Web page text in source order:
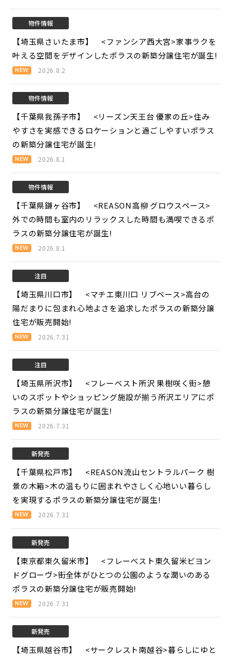
物件情報
【埼玉県さいたま市】 <ファンシア西大宮>家事ラクを
叶える空間をデザインしたポラスの新築分譲住宅が誕生!
2026.8.2
物件情報
【千葉県我孫子市】 <リーズン天王台 優家の丘>住み
やすさを実感できるロケーションと過ごしやすいポラス
の新築分譲住宅が誕生!
2026.8.1
物件情報
【千葉県鎌ヶ谷市】 <REASON高柳 グロウスペース>
外での時間も室内のリラックスした時間も満喫できるポ
ラスの新築分譲住宅が誕生!
2026.8.1
注目
【埼玉県川口市】 <マチエ東川口 リブベース>高台の
陽だまりに包まれ心地よさを追求したポラスの新築分譲
住宅が販売開始!
2026.7.31
注目
【埼玉県所沢市】 <フレーベスト所沢 果樹咲く街>憩
いのスポットやショッピング施設が揃う所沢エリアにポ
ラスの新築分譲住宅が誕生!
2026.7.31
新発売
【千葉県松戸市】 <REASON流山セントラルパーク 樹
景の木箱>木の温もりに囲まれやさしく心地いい暮らし
を実現するポラスの新築分譲住宅が誕生!
2026.7.31
新発売
【東京都東久留米市】 <フレーベスト東久留米ビヨン
ドグローヴ>街全体がひとつの公園のような潤いのある
ポラスの新築分譲住宅が販売開始!
2026.7.31
新発売
【埼玉県越谷市】 <サークレスト南越谷>暮らしにゆと